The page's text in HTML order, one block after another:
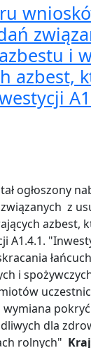
i
azbest,
ogłoszony
z
azbest,
A1.4.1.
i
wymiana
dla
rolnych"